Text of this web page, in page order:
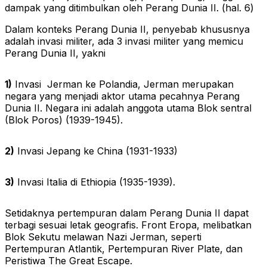
dampak yang ditimbulkan oleh Perang Dunia II. (hal. 6)
Dalam konteks Perang Dunia II, penyebab khususnya
adalah invasi militer, ada 3 invasi militer yang memicu
Perang Dunia II, yakni
1) Invasi Jerman ke Polandia, Jerman merupakan
negara yang menjadi aktor utama pecahnya Perang
Dunia II. Negara ini adalah anggota utama Blok sentral
(Blok Poros) (1939-1945).
2) Invasi Jepang ke China (1931-1933)
3) Invasi Italia di Ethiopia (1935-1939).
Setidaknya pertempuran dalam Perang Dunia II dapat
terbagi sesuai letak geografis. Front Eropa, melibatkan
Blok Sekutu melawan Nazi Jerman, seperti
Pertempuran Atlantik, Pertempuran River Plate, dan
Peristiwa The Great Escape.